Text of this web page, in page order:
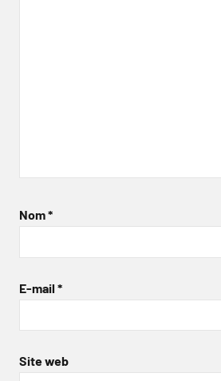
Nom*
E-mail *
Site web